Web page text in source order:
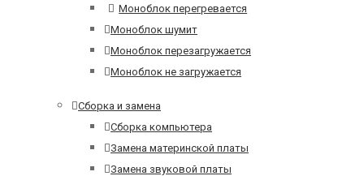
Моноблок перегревается
Моноблок шумит
Моноблок перезагружается
Моноблок не загружается
Сборка и замена
Сборка компьютера
Замена материнской платы
Замена звуковой платы